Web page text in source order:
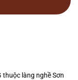
thuộc làng nghề Sơn